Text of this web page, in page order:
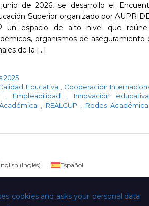
de 2026, se desarrollo el
Superior organizado por
un espacio de alto nivel que
organismos de aseguramiento
de la [...]
2025
Educativa
Cooperación
Empleabilidad
Innovación
REALCUP
Redes
cookies and asks your personal data
(Inglés) Español